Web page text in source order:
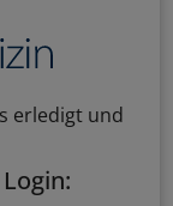
erledigt und